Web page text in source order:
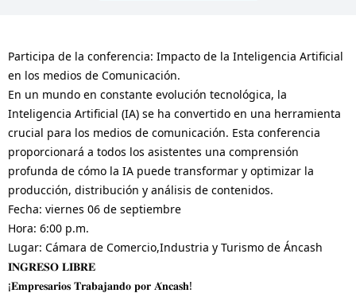
Participa de la conferencia: Impacto de la Inteligencia Artificial
en los medios de Comunicación.
En un mundo en constante evolución tecnológica, la
Inteligencia Artificial (IA) se ha convertido en una herramienta
crucial para los medios de comunicación. Esta conferencia
proporcionará a todos los asistentes una comprensión
profunda de cómo la IA puede transformar y optimizar la
producción, distribución y análisis de contenidos.
Fecha: viernes 06 de septiembre
Hora: 6:00 p.m.
Lugar: Cámara de Comercio,Industria y Turismo de Áncash
𝐈𝐍𝐆𝐑𝐄𝐒𝐎 𝐋𝐈𝐁𝐑𝐄
¡𝐄𝐦𝐩𝐫𝐞𝐬𝐚𝐫𝐢𝐨𝐬 𝐓𝐫𝐚𝐛𝐚𝐣𝐚𝐧𝐝𝐨 𝐩𝐨𝐫 𝐀́𝐧𝐜𝐚𝐬𝐡!